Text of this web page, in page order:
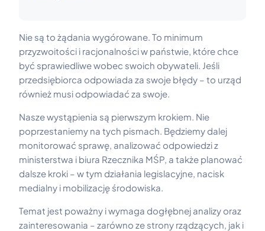
Nie są to żądania wygórowane. To minimum
przyzwoitości i racjonalności w państwie, które chce
być sprawiedliwe wobec swoich obywateli. Jeśli
przedsiębiorca odpowiada za swoje błędy – to urząd
również musi odpowiadać za swoje.
Nasze wystąpienia są pierwszym krokiem. Nie
poprzestaniemy na tych pismach. Będziemy dalej
monitorować sprawę, analizować odpowiedzi z
ministerstwa i biura Rzecznika MŚP, a także planować
dalsze kroki – w tym działania legislacyjne, nacisk
medialny i mobilizację środowiska.
Temat jest poważny i wymaga dogłębnej analizy oraz
zainteresowania – zarówno ze strony rządzących, jak i